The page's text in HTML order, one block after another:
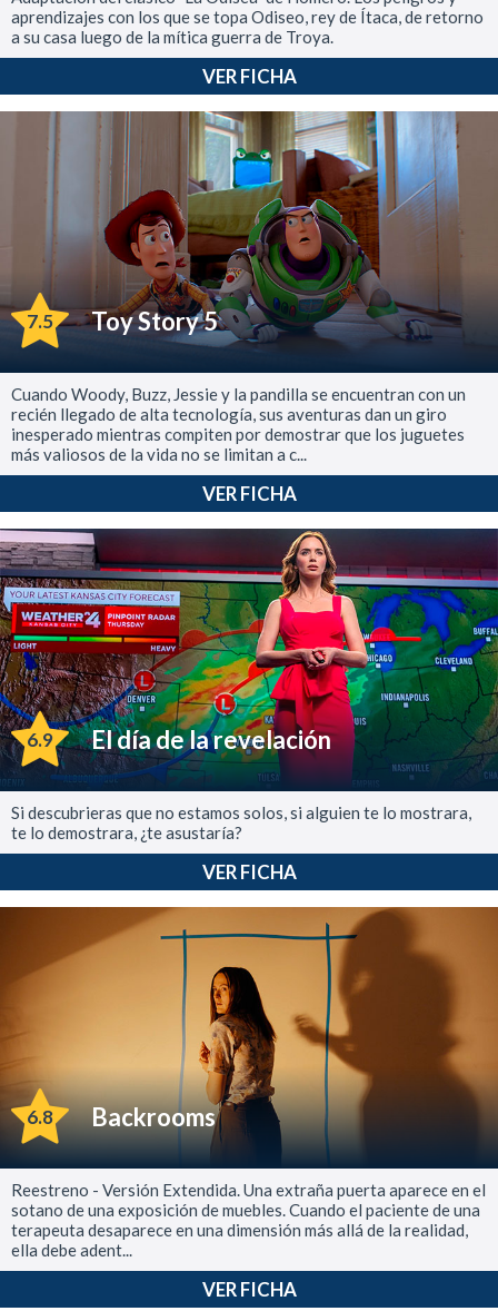
aprendizajes con los que se topa Odiseo, rey de Ítaca, de retorno
a su casa luego de la mítica guerra de Troya.
VER FICHA
7.5 Toy Story 5
Cuando Woody, Buzz, Jessie y la pandilla se encuentran con un
recién llegado de alta tecnología, sus aventuras dan un giro
inesperado mientras compiten por demostrar que los juguetes
más valiosos de la vida no se limitan a c...
VER FICHA
6.9 El día de la revelación
Si descubrieras que no estamos solos, si alguien te lo mostrara,
te lo demostrara, ¿te asustaría?
VER FICHA
6.8 Backrooms
Reestreno - Versión Extendida. Una extraña puerta aparece en el
sotano de una exposición de muebles. Cuando el paciente de una
terapeuta desaparece en una dimensión más allá de la realidad,
ella debe adent...
VER FICHA